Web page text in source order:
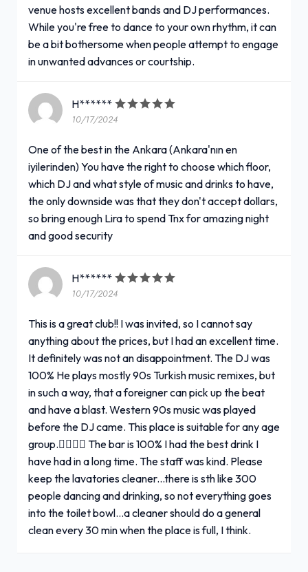
venue hosts excellent bands and DJ performances.
While you're free to dance to your own rhythm, it can
be a bit bothersome when people attempt to engage
in unwanted advances or courtship.
H******
10/17/2024
One of the best in the Ankara (Ankara'nın en
iyilerinden) You have the right to choose which floor,
which DJ and what style of music and drinks to have,
the only downside was that they don't accept dollars,
so bring enough Lira to spend Tnx for amazing night
and good security
H******
10/17/2024
This is a great club!! I was invited, so I cannot say
anything about the prices, but I had an excellent time.
It definitely was not an disappointment. The DJ was
100% He plays mostly 90s Turkish music remixes, but
in such a way, that a foreigner can pick up the beat
and have a blast. Western 90s music was played
before the DJ came. This place is suitable for any age
group.👍🏻👍🏻 The bar is 100% I had the best drink I
have had in a long time. The staff was kind. Please
keep the lavatories cleaner...there is sth like 300
people dancing and drinking, so not everything goes
into the toilet bowl...a cleaner should do a general
clean every 30 min when the place is full, I think.